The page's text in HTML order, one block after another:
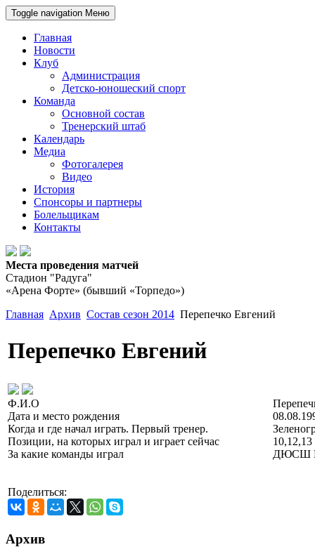
Toggle navigation Меню
Главная
Новости
Клуб
Администрация
Детско-юношеский спорт
Команда
Основной состав
Тренерский штаб
Календарь
Медиа
Фотогалерея
Видео
История
Спонсоры и партнеры
Болельщикам
Контакты
Места проведения матчей
Стадион "Радуга"
«Арена Форте» (бывший «Торпедо»)
Главная Архив Состав сезон 2014 Перепечко Евгений
Перепечко Евгений
Ф.И.О
Дата и место рождения
Когда и где начал играть. Первый тренер.
Позиции, на которых играл и играет сейчас
10,12,13
За какие команды играл
ДЮСШ
Поделиться:
Архив